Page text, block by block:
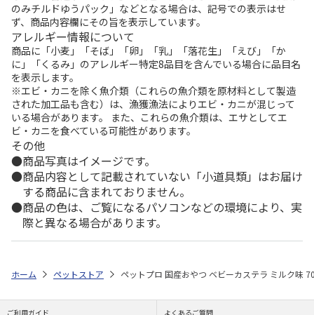
のみチルドゆうパック」などとなる場合は、記号での表示はせ
ず、商品内容欄にその旨を表示しています。
アレルギー情報について
商品に「小麦」「そば」「卵」「乳」「落花生」「えび」「か
に」「くるみ」のアレルギー特定8品目を含んでいる場合に品目名
を表示します。
※エビ・カニを除く魚介類（これらの魚介類を原材料として製造
された加工品も含む）は、漁獲漁法によりエビ・カニが混じって
いる場合があります。 また、これらの魚介類は、エサとしてエ
ビ・カニを食べている可能性があります。
その他
商品写真はイメージです。
商品内容として記載されていない「小道具類」はお届け
する商品に含まれておりません。
商品の色は、ご覧になるパソコンなどの環境により、実
際と異なる場合があります。
ホーム ペットストア ペットプロ 国産おやつ ベビーカステラ ミルク味
ご利用ガイド よくあるご質問